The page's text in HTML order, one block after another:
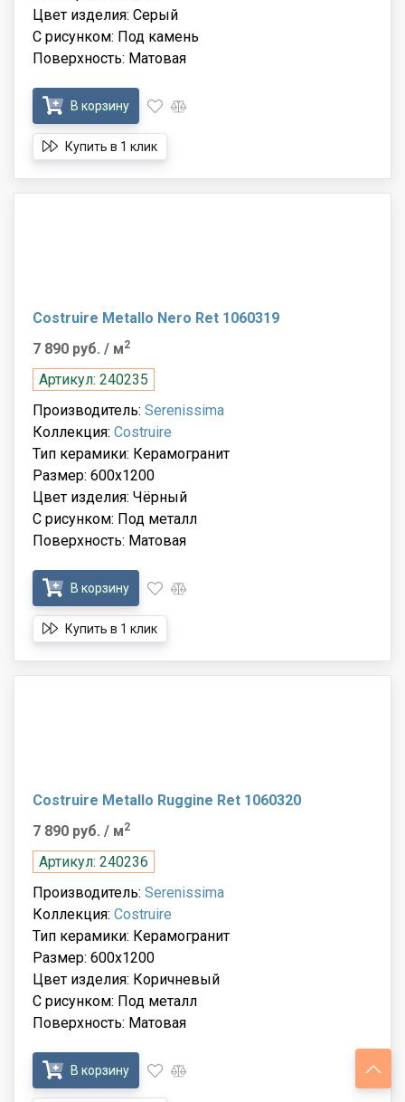
Цвет изделия: Серый
С рисунком: Под камень
Поверхность: Матовая
В корзину
Купить в 1 клик
Costruire Metallo Nero Ret 1060319
7 890 руб. / м2
Артикул: 240235
Производитель: Serenissima
Коллекция: Costruire
Тип керамики: Керамогранит
Размер: 600x1200
Цвет изделия: Чёрный
С рисунком: Под металл
Поверхность: Матовая
В корзину
Купить в 1 клик
Costruire Metallo Ruggine Ret 1060320
7 890 руб. / м2
Артикул: 240236
Производитель: Serenissima
Коллекция: Costruire
Тип керамики: Керамогранит
Размер: 600x1200
Цвет изделия: Коричневый
С рисунком: Под металл
Поверхность: Матовая
В корзину